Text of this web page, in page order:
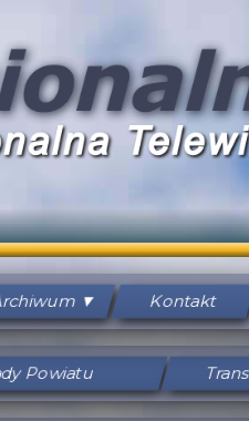
Kontakt
Powiatu